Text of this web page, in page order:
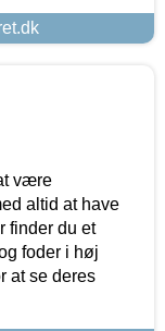
være
altid at have
finder du et
foder i høj
at se deres